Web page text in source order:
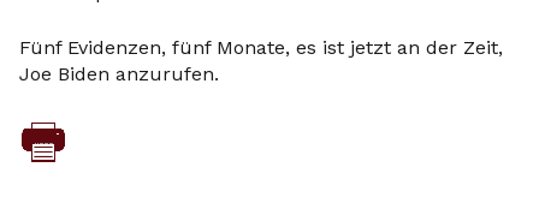
Fünf Evidenzen, fünf Monate, es ist jetzt an der Zeit,
Joe Biden anzurufen.